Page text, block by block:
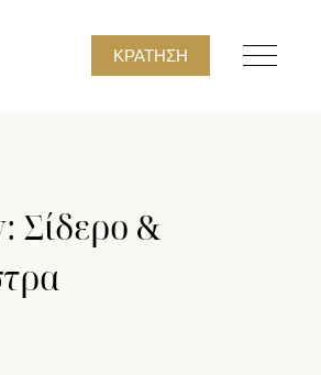
ΚΡΆΤΗΣΗ
Σίδερο &